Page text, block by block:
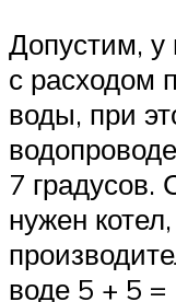
Допустим, у
с расходом
воды, при
7 градусов.
нужен
воде 5 + 5